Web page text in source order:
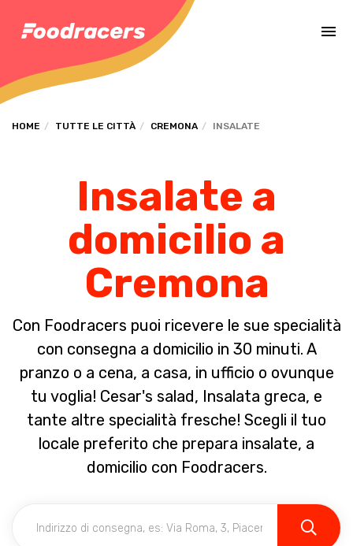
HOME TUTTE LE CITTÀ CREMONA INSALATE
Insalate a
domicilio a
Cremona
Con Foodracers puoi ricevere le sue specialità
con consegna a domicilio in 30 minuti. A
pranzo o a cena, a casa, in ufficio o ovunque
tu voglia! Cesar's salad, Insalata greca, e
tante altre specialità fresche! Scegli il tuo
locale preferito che prepara insalate, a
domicilio con Foodracers.